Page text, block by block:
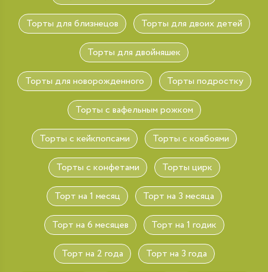
Торты для близнецов Торты для двоих детей
Торты для двойняшек
Торты для новорожденного Торты подростку
Торты с вафельным рожком
Торты с кейкпопсами Торты с ковбоями
Торты с конфетами Торты цирк
Торт на 1 месяц Торт на 3 месяца
Торт на 6 месяцев Торт на 1 годик
Торт на 2 года Торт на 3 года